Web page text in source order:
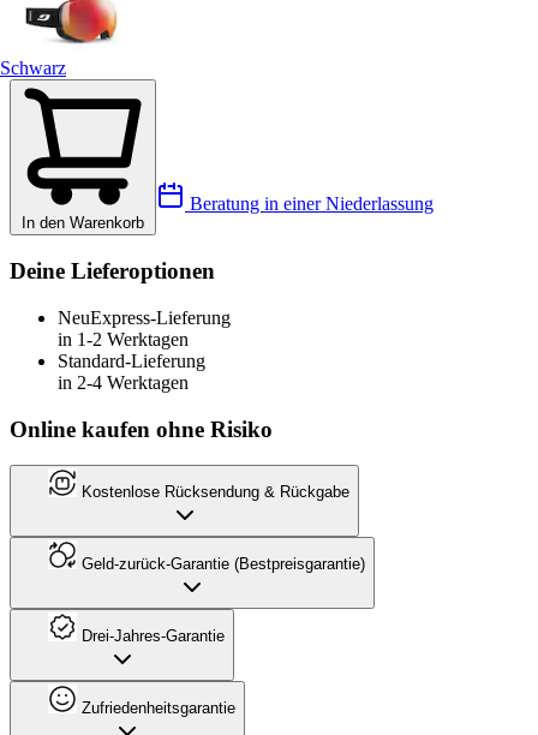
Schwarz
In den Warenkorb
Beratung in einer Niederlassung
Deine Lieferoptionen
NeuExpress-Lieferung
in 1-2 Werktagen
Standard-Lieferung
in 2-4 Werktagen
Online kaufen ohne Risiko
Kostenlose Rücksendung & Rückgabe
Geld-zurück-Garantie (Bestpreisgarantie)
Drei-Jahres-Garantie
Zufriedenheitsgarantie